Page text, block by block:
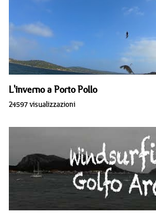
L'inverno a Porto Pollo
24597 visualizzazioni